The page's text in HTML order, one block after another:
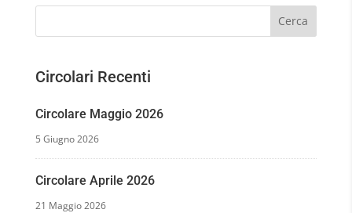
Circolari Recenti
Circolare Maggio 2026
5 Giugno 2026
Circolare Aprile 2026
21 Maggio 2026